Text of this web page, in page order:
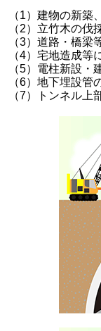
（1）建物の新築
（2）立竹木の伐
（3）道路・橋梁
（4）宅地造成等
（5）電柱新設・
（6）地下埋設管
（7）トンネル上